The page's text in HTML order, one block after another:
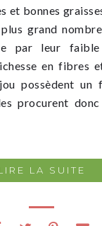
et bonnes
grand
par leur
en fibres
possèdent un
procurent
LA SUITE